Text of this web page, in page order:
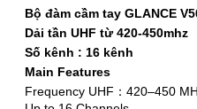
Bộ đàm cầm tay GLANCE
Dải tần UHF từ 420-450mhz
Số kênh : 16 kênh
Main Features
Frequency UHF：420–450